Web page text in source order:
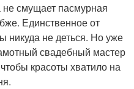
смущает пасмурная
Единственное от
никуда не деться. Но уже
свадебный мастер
красоты хватило на